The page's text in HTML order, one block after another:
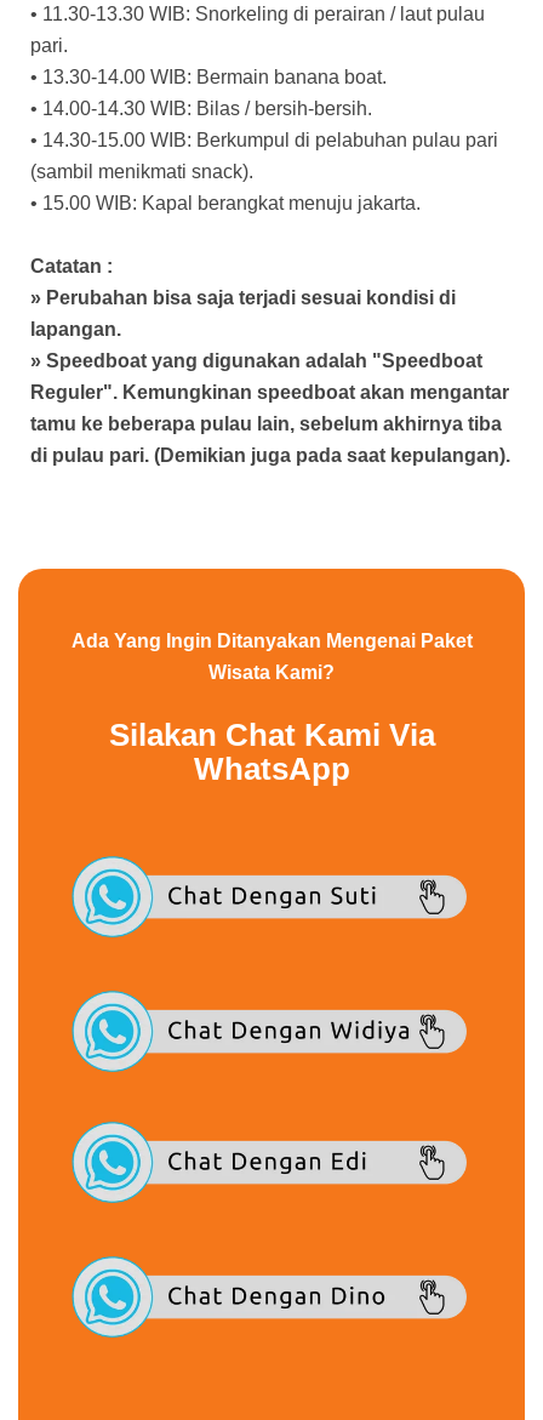
• 11.30-13.30 WIB: Snorkeling di perairan / laut pulau
pari.
• 13.30-14.00 WIB: Bermain banana boat.
• 14.00-14.30 WIB: Bilas / bersih-bersih.
• 14.30-15.00 WIB: Berkumpul di pelabuhan pulau pari
(sambil menikmati snack).
• 15.00 WIB: Kapal berangkat menuju jakarta.
Catatan :
» Perubahan bisa saja terjadi sesuai kondisi di
lapangan.
» Speedboat yang digunakan adalah "Speedboat
Reguler". Kemungkinan speedboat akan mengantar
tamu ke beberapa pulau lain, sebelum akhirnya tiba
di pulau pari. (Demikian juga pada saat kepulangan).
Ada Yang Ingin Ditanyakan Mengenai Paket
Wisata Kami?
Silakan Chat Kami Via
WhatsApp